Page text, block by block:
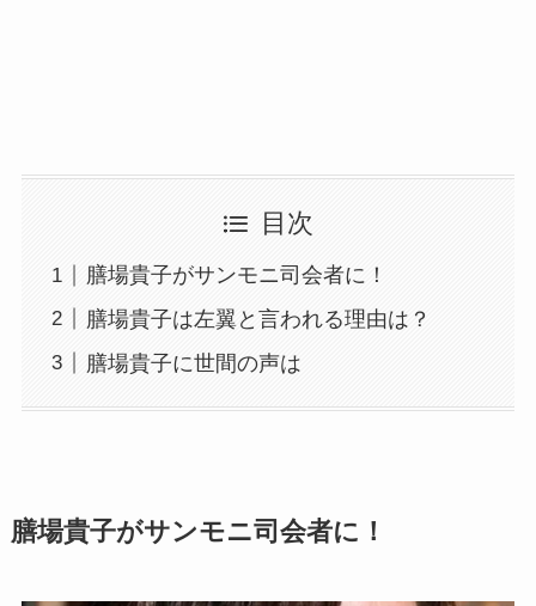
目次
膳場貴子がサンモニ司会者に！
膳場貴子は左翼と言われる理由は？
膳場貴子に世間の声は
膳場貴子がサンモニ司会者に！